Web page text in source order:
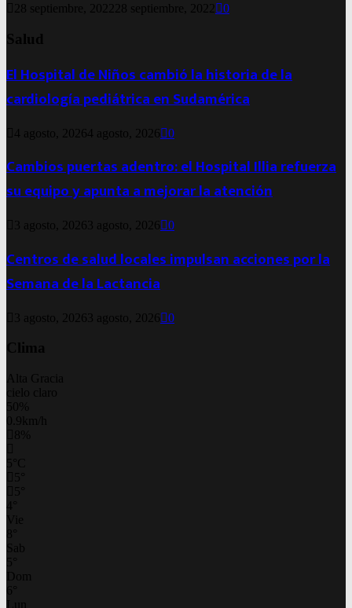
28 septiembre, 202228 septiembre, 2022 0
Salud
El Hospital de Niños cambió la historia de la
cardiología pediátrica en Sudamérica
4 agosto, 20264 agosto, 2026 0
Cambios puertas adentro: el Hospital Illia refuerza
su equipo y apunta a mejorar la atención
3 agosto, 2026 3 agosto, 2026 0
Centros de salud locales impulsan acciones por la
Semana de la Lactancia
3 agosto, 2026 3 agosto, 2026 0
Clima
Alta Gracia
cielo claro
50%
0.9km/h
8%
5 C
5
5
4
Vie
8
Sab
5
Dom
6
Lun